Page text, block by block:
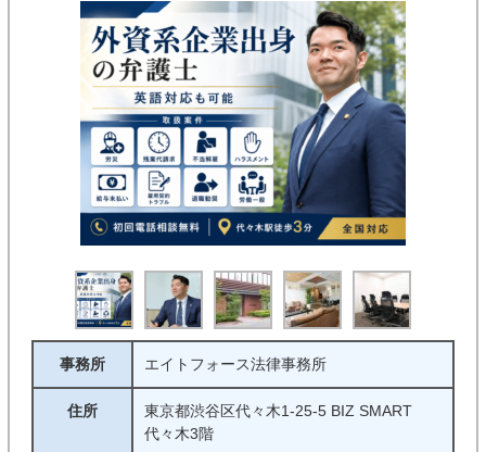
事務所 エイトフォース法律事務所
住所
東京都渋谷区代々木1-25-5 BIZ SMART
代々木3階